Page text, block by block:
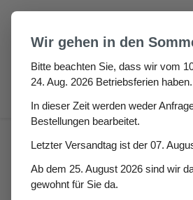
Zum Hauptinhalt springen
Fugen & Spalt
Moosgummi
Hipotan Hö:
Wir gehen in den
Bitte beachten Sie, dass wir vom
24. Aug. 2026 Betriebsferien haben.
In dieser Zeit werden weder
Bestellungen bearbeitet.
Letzter Versandtag ist der 07.
Ab dem 25. August 2026 sind wir
gewohnt für Sie da.